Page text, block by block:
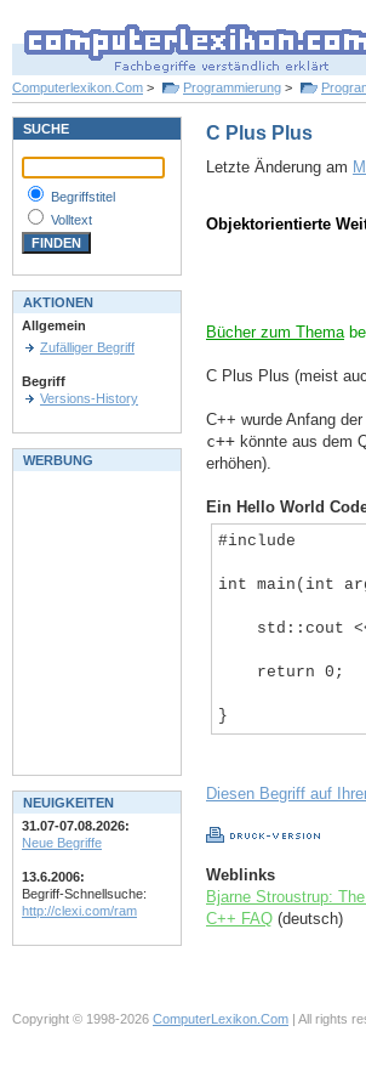
Computerlexikon.Com > Programmierung >
C Plus Plus
Letzte Änderung am
Objektorientierte
Bücher zum Thema
C Plus Plus (meist
C++ wurde Anfang
c++ könnte aus dem
erhöhen).
Ein Hello World
#include
int main(int
std::cout <<
return 0;
}
Diesen Begriff auf
Weblinks
Bjarne Stroustrup:
C++ FAQ (deutsch)
SUCHE
Begriffstitel
Volltext
AKTIONEN
Allgemein
Zufälliger Begriff
Begriff
Versions-History
WERBUNG
NEUIGKEITEN
31.07-07.08.2026:
Neue Begriffe
13.6.2006:
Begriff-Schnellsuche:
http://clexi.com/ram
Copyright © 1998-2026 ComputerLexikon.Com | All rights